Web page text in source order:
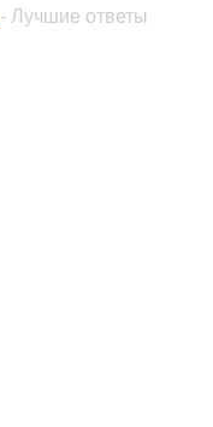
- Лучшие ответы